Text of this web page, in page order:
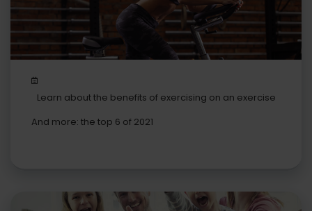
Learn about the benefits of exercising on an exercise
And more: the top 6 of 2021